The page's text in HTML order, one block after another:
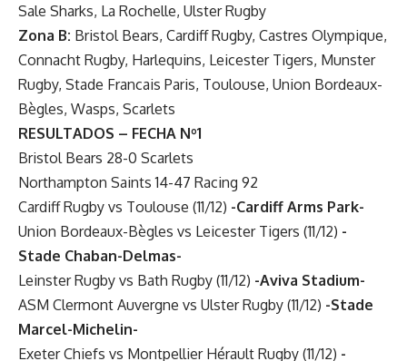
Sale Sharks, La Rochelle, Ulster Rugby
Zona B: Bristol Bears, Cardiff Rugby, Castres Olympique,
Connacht Rugby, Harlequins, Leicester Tigers, Munster
Rugby, Stade Francais Paris, Toulouse, Union Bordeaux-
Bègles, Wasps, Scarlets
RESULTADOS – FECHA Nº1
Bristol Bears 28-0 Scarlets
Northampton Saints 14-47 Racing 92
Cardiff Rugby vs Toulouse (11/12) -Cardiff Arms Park-
Union Bordeaux-Bègles vs Leicester Tigers (11/12) -
Stade Chaban-Delmas-
Leinster Rugby vs Bath Rugby (11/12) -Aviva Stadium-
ASM Clermont Auvergne vs Ulster Rugby (11/12) -Stade
Marcel-Michelin-
Exeter Chiefs vs Montpellier Hérault Rugby (11/12) -